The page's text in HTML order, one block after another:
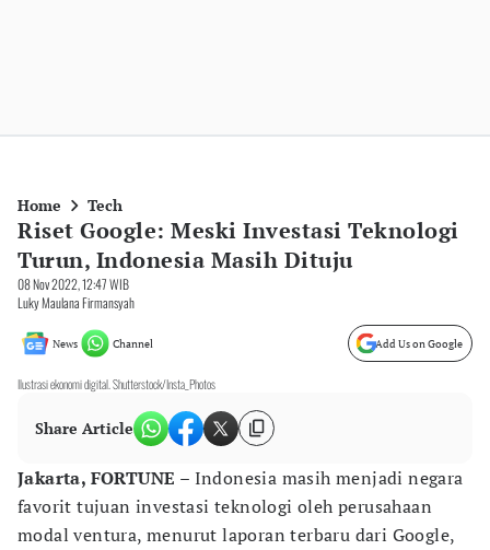
Home Tech
Riset Google: Meski Investasi Teknologi
Turun, Indonesia Masih Dituju
08 Nov 2022, 12:47 WIB
Luky Maulana Firmansyah
News Channel Add Us on Google
Ilustrasi ekonomi digital. Shutterstock/Insta_Photos
Share Article
Jakarta, FORTUNE – Indonesia masih menjadi negara
favorit tujuan investasi teknologi oleh perusahaan
modal ventura, menurut laporan terbaru dari Google,